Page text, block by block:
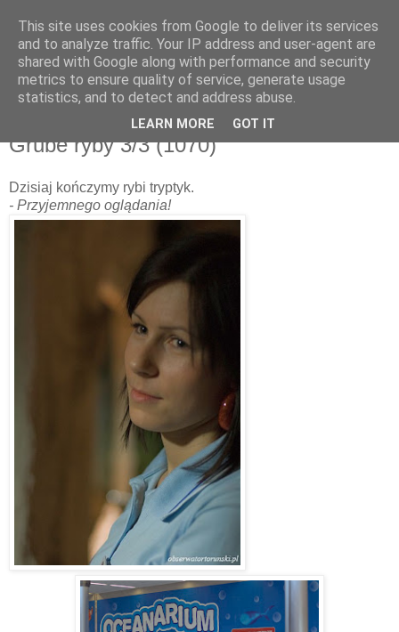
wtorek, 20 listopada 2012
Grube ryby 3/3 (1070)
Dzisiaj kończymy rybi tryptyk.
- Przyjemnego oglądania!
This site uses cookies from Google to deliver its services
and to analyze traffic. Your IP address and user-agent are
shared with Google along with performance and security
metrics to ensure quality of service, generate usage
statistics, and to detect and address abuse.
LEARN MORE GOT IT